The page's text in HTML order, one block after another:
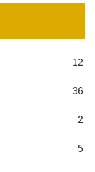
12
36
2
5